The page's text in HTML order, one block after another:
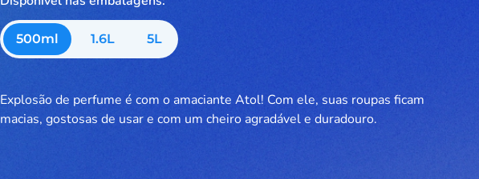
500ml 1.6L 5L
Explosão de perfume é com o amaciante Atol! Com ele, suas roupas ficam
macias, gostosas de usar e com um cheiro agradável e duradouro.